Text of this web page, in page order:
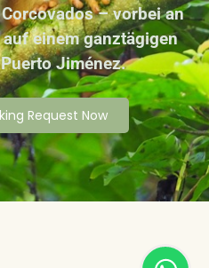
– vorbei an
einem ganztägigen
Jiménez.
Request Now